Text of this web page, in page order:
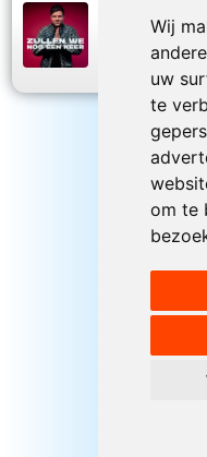
Wij
uw
te
om te
Simon Keizer
Zullen we nog